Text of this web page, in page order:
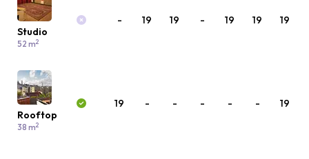
Studio
52 m2
- 19 19 - 19 19 19
Rooftop
38 m2
19 - - - - - 19